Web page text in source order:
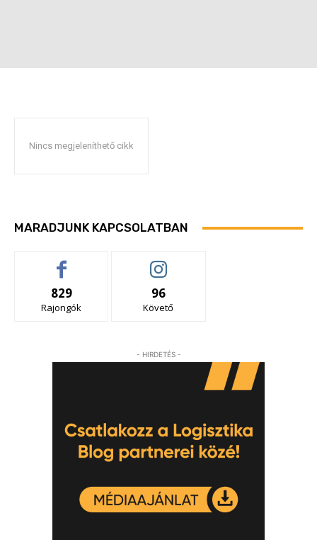
Nincs megjeleníthető cikk
MARADJUNK KAPCSOLATBAN
829
Rajongók
96
Követő
- HIRDETÉS -